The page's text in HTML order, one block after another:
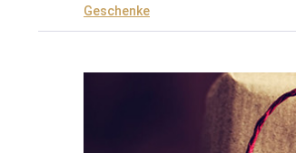
Geschenke